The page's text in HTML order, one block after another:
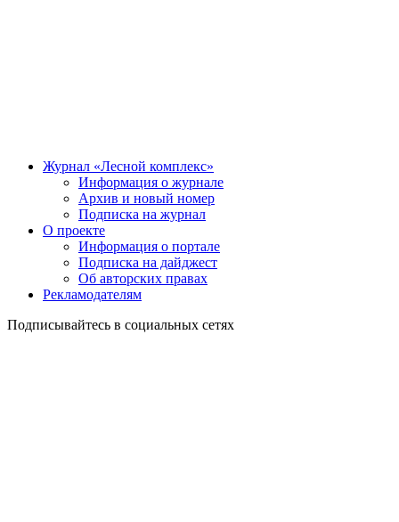
Журнал «Лесной комплекс»
Информация о журнале
Архив и новый номер
Подписка на журнал
О проекте
Информация о портале
Подписка на дайджест
Об авторских правах
Рекламодателям
Подписывайтесь в социальных сетях